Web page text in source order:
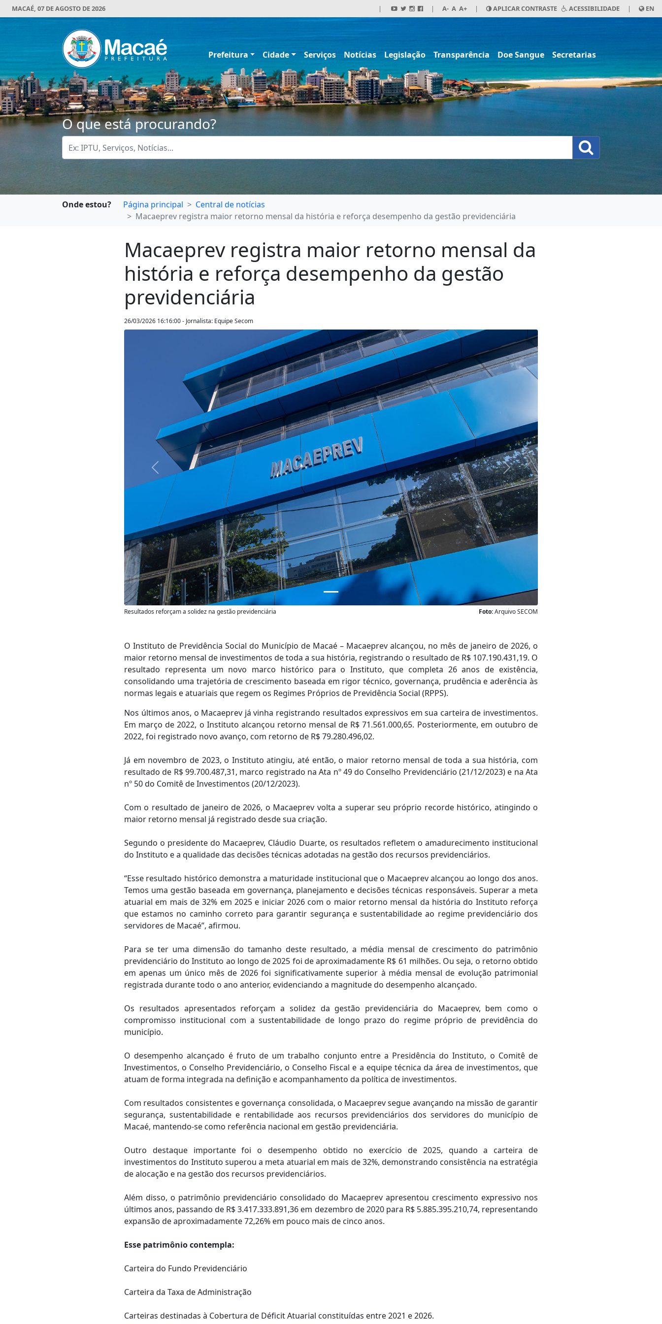
MACAÉ, 07 DE AGOSTO DE 2026 | | A- A A+ | APLICAR CONTRASTE ACESSIBILIDADE | EN
Prefeitura Cidade Serviços Notícias Legislação Transparência Doe Sangue Secretarias
O que está procurando?
Onde estou? Página principal
Central de notícias
Macaeprev registra maior retorno mensal da história e reforça desempenho da gestão previdenciária
Macaeprev registra maior retorno mensal da
história e reforça desempenho da gestão
previdenciária
26/03/2026 16:16:00 - Jornalista: Equipe Secom
Anterior Próxima
Foto:Arquivo SECOM
Resultados reforçam a solidez na gestão previdenciária
O Instituto de Previdência Social do Município de Macaé – Macaeprev alcançou, no mês de janeiro de 2026, o
maior retorno mensal de investimentos de toda a sua história, registrando o resultado de R$ 107.190.431,19. O
resultado representa um novo marco histórico para o Instituto, que completa 26 anos de existência,
consolidando uma trajetória de crescimento baseada em rigor técnico, governança, prudência e aderência às
normas legais e atuariais que regem os Regimes Próprios de Previdência Social (RPPS).
Nos últimos anos, o Macaeprev já vinha registrando resultados expressivos em sua carteira de investimentos.
Em março de 2022, o Instituto alcançou retorno mensal de R$ 71.561.000,65. Posteriormente, em outubro de
2022, foi registrado novo avanço, com retorno de R$ 79.280.496,02.
Já em novembro de 2023, o Instituto atingiu, até então, o maior retorno mensal de toda a sua história, com
resultado de R$ 99.700.487,31, marco registrado na Ata nº 49 do Conselho Previdenciário (21/12/2023) e na Ata
nº 50 do Comitê de Investimentos (20/12/2023).
Com o resultado de janeiro de 2026, o Macaeprev volta a superar seu próprio recorde histórico, atingindo o
maior retorno mensal já registrado desde sua criação.
Segundo o presidente do Macaeprev, Cláudio Duarte, os resultados refletem o amadurecimento institucional
do Instituto e a qualidade das decisões técnicas adotadas na gestão dos recursos previdenciários.
“Esse resultado histórico demonstra a maturidade institucional que o Macaeprev alcançou ao longo dos anos.
Temos uma gestão baseada em governança, planejamento e decisões técnicas responsáveis. Superar a meta
atuarial em mais de 32% em 2025 e iniciar 2026 com o maior retorno mensal da história do Instituto reforça
que estamos no caminho correto para garantir segurança e sustentabilidade ao regime previdenciário dos
servidores de Macaé”, afirmou.
Para se ter uma dimensão do tamanho deste resultado, a média mensal de crescimento do patrimônio
previdenciário do Instituto ao longo de 2025 foi de aproximadamente R$ 61 milhões. Ou seja, o retorno obtido
em apenas um único mês de 2026 foi significativamente superior à média mensal de evolução patrimonial
registrada durante todo o ano anterior, evidenciando a magnitude do desempenho alcançado.
Os resultados apresentados reforçam a solidez da gestão previdenciária do Macaeprev, bem como o
compromisso institucional com a sustentabilidade de longo prazo do regime próprio de previdência do
município.
O desempenho alcançado é fruto de um trabalho conjunto entre a Presidência do Instituto, o Comitê de
Investimentos, o Conselho Previdenciário, o Conselho Fiscal e a equipe técnica da área de investimentos, que
atuam de forma integrada na definição e acompanhamento da política de investimentos.
Com resultados consistentes e governança consolidada, o Macaeprev segue avançando na missão de garantir
segurança, sustentabilidade e rentabilidade aos recursos previdenciários dos servidores do município de
Macaé, mantendo-se como referência nacional em gestão previdenciária.
Outro destaque importante foi o desempenho obtido no exercício de 2025, quando a carteira de
investimentos do Instituto superou a meta atuarial em mais de 32%, demonstrando consistência na estratégia
de alocação e na gestão dos recursos previdenciários.
Além disso, o patrimônio previdenciário consolidado do Macaeprev apresentou crescimento expressivo nos
últimos anos, passando de R$ 3.417.333.891,36 em dezembro de 2020 para R$ 5.885.395.210,74, representando
expansão de aproximadamente 72,26% em pouco mais de cinco anos.
Esse patrimônio contempla:
Carteira do Fundo Previdenciário
Carteira da Taxa de Administração
Carteiras destinadas à Cobertura de Déficit Atuarial constituídas entre 2021 e 2026.